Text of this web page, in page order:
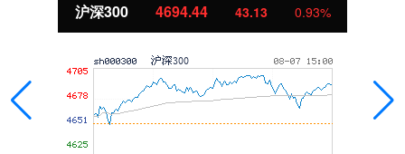
43.13 0.93% 北证50